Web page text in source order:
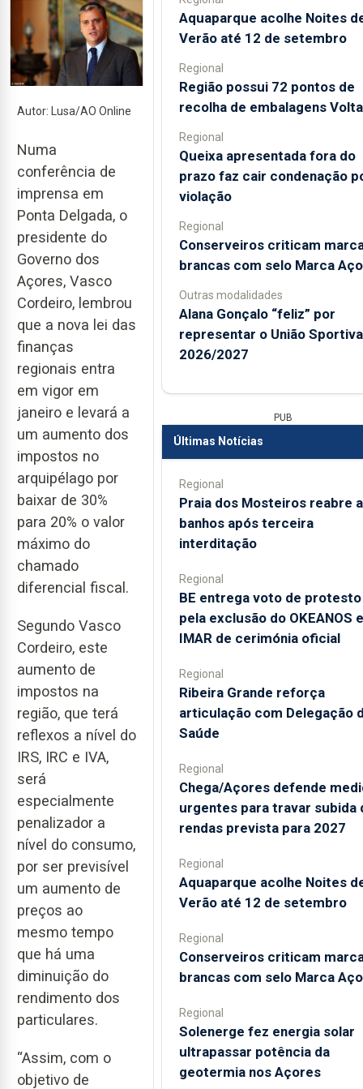
Autor: Lusa/AO Online
Numa
conferência de
imprensa em
Ponta Delgada, o
presidente do
Governo dos
Açores, Vasco
Cordeiro, lembrou
que a nova lei das
finanças
regionais entra
em vigor em
janeiro e levará a
um aumento dos
impostos no
arquipélago por
baixar de 30%
para 20% o valor
máximo do
chamado
diferencial fiscal.
Segundo Vasco
Cordeiro, este
aumento de
impostos na
região, que terá
reflexos a nível do
IRS, IRC e IVA,
será
especialmente
penalizador a
nível do consumo,
por ser previsível
um aumento de
preços ao
mesmo tempo
que há uma
diminuição do
rendimento dos
particulares.
“Assim, com o
objetivo de
Aquaparque acolhe Noites
Verão até 12 de setembro
Regional
Região possui 72 pontos de
recolha de embalagens Volta
Regional
Queixa apresentada fora do
prazo faz cair condenação
violação
Regional
Conserveiros criticam
brancas com selo Marca
Outras modalidades
Alana Gonçalo “feliz” por
representar o União
2026/2027
PUB
Últimas Notícias
Regional
Praia dos Mosteiros reabre a
banhos após terceira
interditação
Regional
BE entrega voto de protesto
pela exclusão do OKEANOS e
IMAR de cerimónia oficial
Regional
Ribeira Grande reforça
articulação com Delegação
Saúde
Regional
Chega/Açores defende
urgentes para travar subida
rendas prevista para 2027
Regional
Aquaparque acolhe Noites
Verão até 12 de setembro
Regional
Conserveiros criticam
brancas com selo Marca
Regional
Solenerge fez energia solar
ultrapassar potência da
geotermia nos Açores